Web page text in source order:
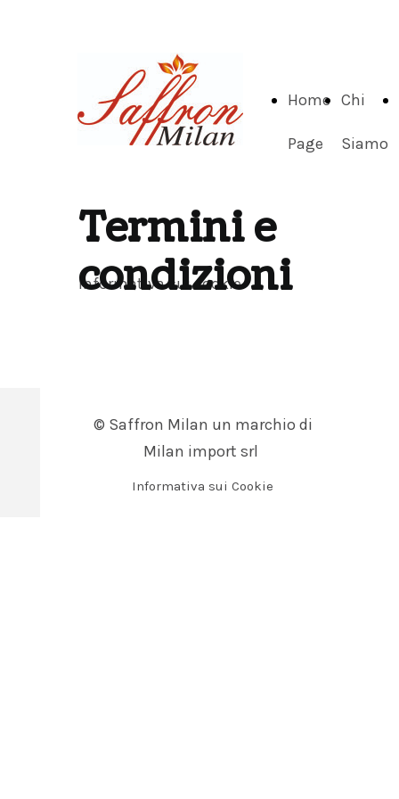
© Saffron Milan un marchio di
Milan import srl
Informativa sui Cookie
Home
Page
Chi
Siamo
Termini e
condizioni
Informativa sui cookie